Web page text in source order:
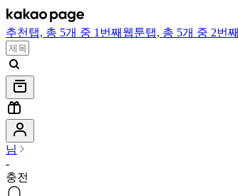
추천 탭, 총 5개 중 1번째 웹툰탭, 총 5개 중 2번째
님
-
충전